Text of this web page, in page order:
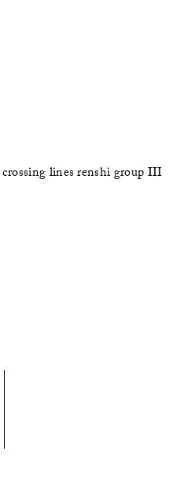
crossing lines renshi group III